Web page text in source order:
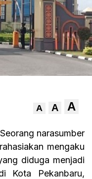
A A A
narasumber
mengaku
diduga menjadi
Kota Pekanbaru,